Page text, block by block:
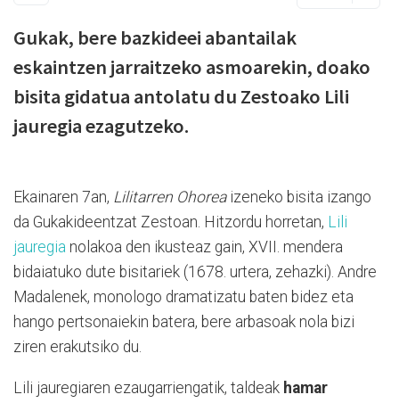
Gukak, bere bazkideei abantailak
eskaintzen jarraitzeko asmoarekin, doako
bisita gidatua antolatu du Zestoako Lili
jauregia ezagutzeko.
Ekainaren 7an, Lilitarren Ohorea izeneko bisita izango
da Gukakideentzat Zestoan. Hitzordu horretan, Lili
jauregia nolakoa den ikusteaz gain, XVII. mendera
bidaiatuko dute bisitariek (1678. urtera, zehazki). Andre
Madalenek, monologo dramatizatu baten bidez eta
hango pertsonaiekin batera, bere arbasoak nola bizi
ziren erakutsiko du.
Lili jauregiaren ezaugarriengatik, taldeak hamar